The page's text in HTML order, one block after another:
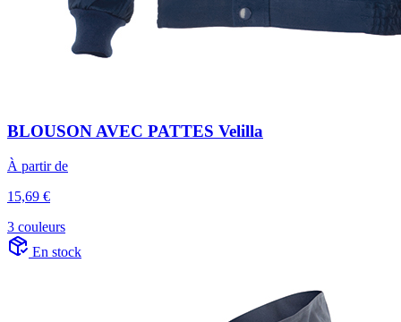
BLOUSON AVEC PATTES Velilla
À partir de
15,69 €
3 couleurs
En stock